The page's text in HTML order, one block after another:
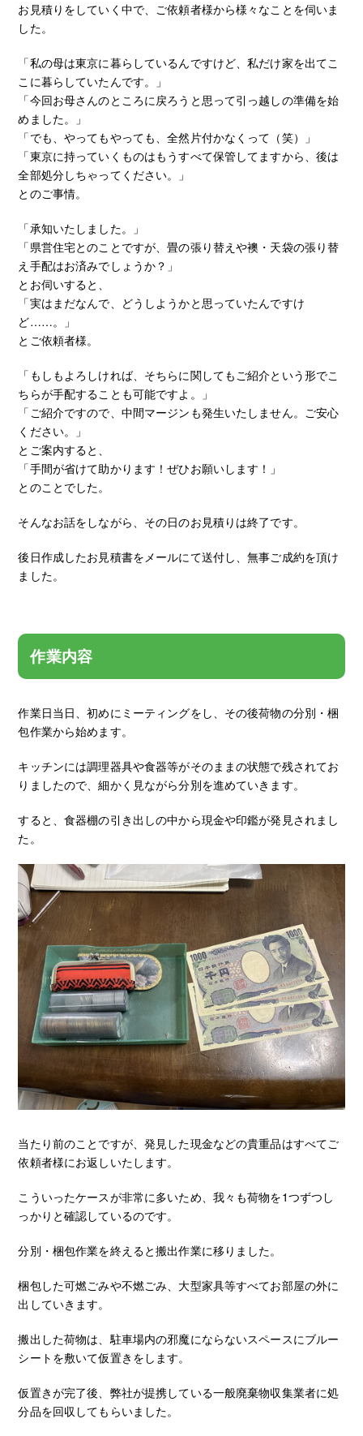
お見積りをしていく中で、ご依頼者様から様々なことを伺いま
した。
「私の母は東京に暮らしているんですけど、私だけ家を出てこ
こに暮らしていたんです。」
「今回お母さんのところに戻ろうと思って引っ越しの準備を始
めました。」
「でも、やってもやっても、全然片付かなくって（笑）」
「東京に持っていくものはもうすべて保管してますから、後は
全部処分しちゃってください。」
とのご事情。
「承知いたしました。」
「県営住宅とのことですが、畳の張り替えや襖・天袋の張り替
え手配はお済みでしょうか？」
とお伺いすると、
「実はまだなんで、どうしようかと思っていたんですけ
ど……。」
とご依頼者様。
「もしもよろしければ、そちらに関してもご紹介という形でこ
ちらが手配することも可能ですよ。」
「ご紹介ですので、中間マージンも発生いたしません。ご安心
ください。」
とご案内すると、
「手間が省けて助かります！ぜひお願いします！」
とのことでした。
そんなお話をしながら、その日のお見積りは終了です。
後日作成したお見積書をメールにて送付し、無事ご成約を頂け
ました。
作業内容
作業日当日、初めにミーティングをし、その後荷物の分別・梱
包作業から始めます。
キッチンには調理器具や食器等がそのままの状態で残されてお
りましたので、細かく見ながら分別を進めていきます。
すると、食器棚の引き出しの中から現金や印鑑が発見されまし
た。
当たり前のことですが、発見した現金などの貴重品はすべてご
依頼者様にお返しいたします。
こういったケースが非常に多いため、我々も荷物を1つずつし
っかりと確認しているのです。
分別・梱包作業を終えると搬出作業に移りました。
梱包した可燃ごみや不燃ごみ、大型家具等すべてお部屋の外に
出していきます。
搬出した荷物は、駐車場内の邪魔にならないスペースにブルー
シートを敷いて仮置きをします。
仮置きが完了後、弊社が提携している一般廃棄物収集業者に処
分品を回収してもらいました。